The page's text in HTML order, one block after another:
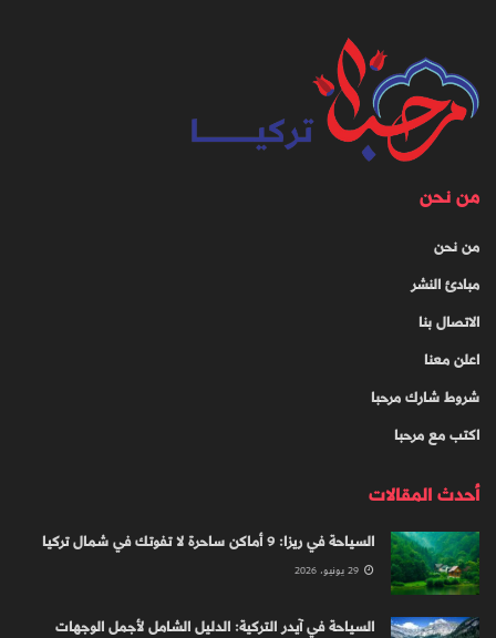
من نحن
من نحن
مبادئ النشر
الاتصال بنا
اعلن معنا
شروط شارك مرحبا
اكتب مع مرحبا
أحدث المقالات
السياحة في ريزا: 9 أماكن ساحرة لا تفوتك في شمال تركيا
السياحة في آيدر التركية: الدليل الشامل لأجمل الوجهات